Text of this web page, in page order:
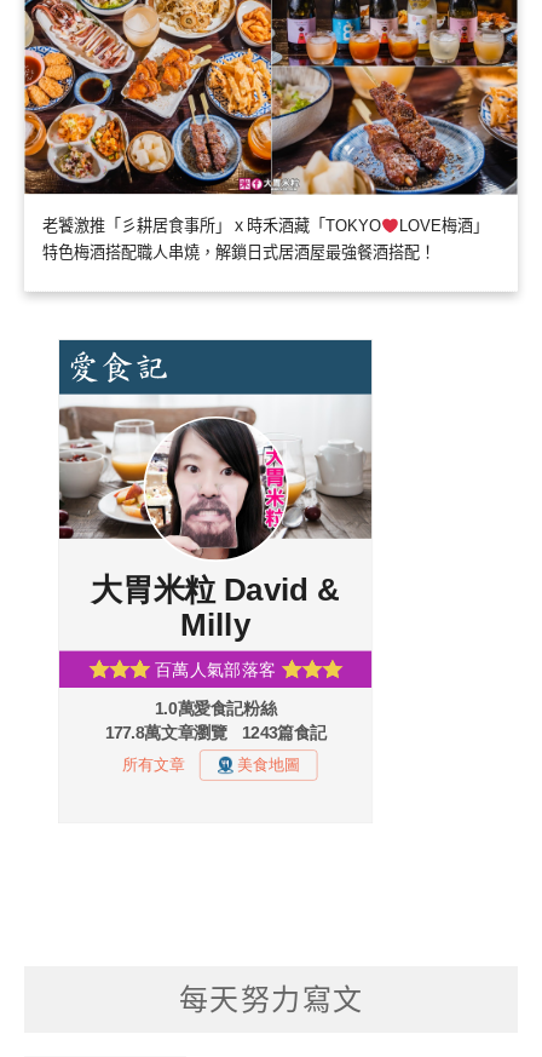
老饕激推「彡耕居食事所」ｘ時禾酒藏「TOKYO
LOVE梅酒」
特色梅酒搭配職人串燒，解鎖日式居酒屋最強餐酒搭配！
每天努力寫文